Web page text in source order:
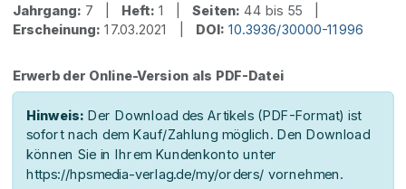
Jahrgang: 7 | Heft: 1 |Seiten: 44 bis 55 |
Erscheinung: 17.03.2021 | DOI: 10.3936/30000-11996
Erwerb der Online-Version als PDF-Datei
Hinweis: Der Download des Artikels (PDF-Format) ist
sofort nach dem Kauf/Zahlung möglich. Den Download
können Sie in Ihrem Kundenkonto unter
https://hpsmedia-verlag.de/my/orders/ vornehmen.